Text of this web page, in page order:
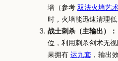
墙（参考 双法火墙艺
时，火墙能迅速清理低
战士刺杀（主输出）：
位，利用刺杀剑术无
果拥有 运九套 ，输出